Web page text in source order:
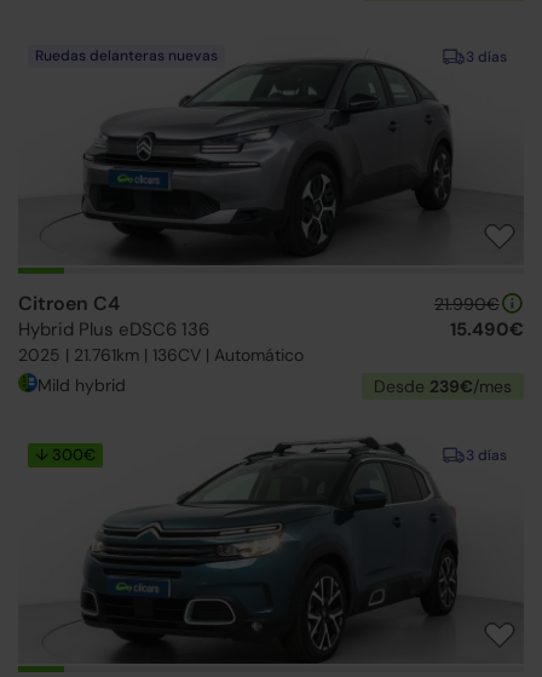
3 días
Ruedas delanteras nuevas
Citroen C4
Hybrid Plus eDSC6 136
2025 | 21.761km | 136CV | Automático
21.990€
15.490€
Mild hybrid Desde 239€/mes
3 días
↓ 300€